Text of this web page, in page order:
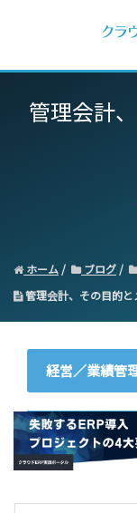
管理会計
ホーム ブログ
管理会計、その目的と
経営／業績管
ERP
会計